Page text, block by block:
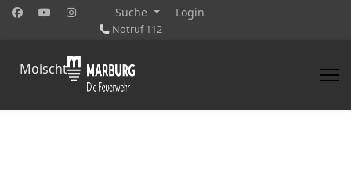
Suche Login
Notruf 112
Moischt